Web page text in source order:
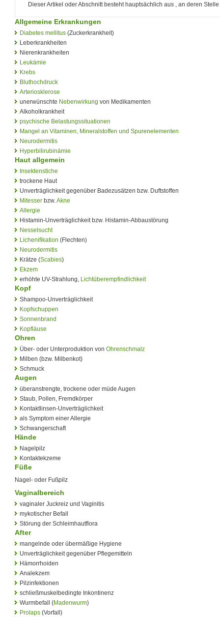
Dieser Artikel oder Abschnitt besteht hauptsächlich aus , an deren
Allgemeine Erkrankungen
Diabetes mellitus (Zuckerkrankheit)
Leberkrankheiten
Nierenkrankheiten
Leukämie
Krebs
Bluthochdruck
Arteriosklerose
unerwünschte Nebenwirkung von Medikamenten
Alkoholkrankheit
psychische Belastungssituationen
Mangel an Vitaminen, Mineralstoffen und Spurenelementen
Neurodermitis
Hyperbilirubinämie
Haut allgemein
Insektenstiche
trockene Haut
Unverträglichkeit gegenüber Badezusätzen bzw. Duftstoffen
Mitesser bzw.Akne
Allergie
Histamin-Unverträglichkeit bzw. Histamin-Abbaustörung
Nesselsucht
Lichenifikation (Flechten)
Neurodermitis
Krätze (Scabies)
Ekzem
erhöhte UV-Strahlung, Lichtüberempfindlichkeit
Kopf
Shampoo-Unverträglichkeit
Kopfschuppen
Sonnenbrand
Kopfläuse
Ohren
Über- oder Unterproduktion von Ohrenschmalz
Milben (bzw. Milbenkot)
Schmuck
Augen
überanstrengte, trockene oder müde Augen
Staub, Pollen, Fremdkörper
Kontaktlinsen-Unverträglichkeit
als Symptom einer Allergie
Schwangerschaft
Hände
Nagelpilz
Kontaktekzeme
Füße
Nagel- oder Fußpilz
Vaginalbereich
vaginaler Juckreiz und Vaginitis
mykotischer Befall
Störung der Schleimhautflora
After
mangelnde oder übermäßige Hygiene
Unverträglichkeit gegenüber Pflegemitteln
Hämorrhoiden
Analekzem
Pilzinfektionen
schließmuskelbedingte Inkontinenz
Wurmbefall (Madenwurm)
Prolaps (Vorfall)